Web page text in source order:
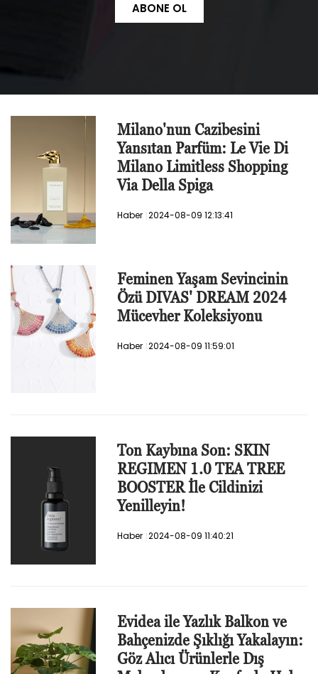
ABONE OL
Milano'nun Cazibesini
Yansıtan Parfüm: Le Vie Di
Milano Limitless Shopping
Via Della Spiga
Haber 2024-08-09 12:13:41
Feminen Yaşam Sevincinin
Özü DIVAS' DREAM 2024
Mücevher Koleksiyonu
Haber 2024-08-09 11:59:01
Ton Kaybına Son: SKIN
REGIMEN 1.0 TEA TREE
BOOSTER İle Cildinizi
Yenilleyin!
Haber 2024-08-09 11:40:21
Evidea ile Yazlık Balkon ve
Bahçenizde Şıklığı Yakalayın:
Göz Alıcı Ürünlerle Dış